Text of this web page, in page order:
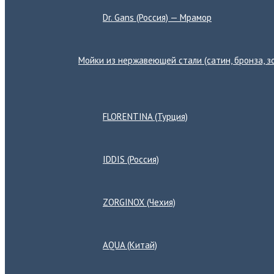
Dr. Gans (Россия) — Мрамор
Мойки из нержавеющей стали (сатин, бронза,
FLORENTINA (Турция)
IDDIS (Россия)
ZORGINOX (Чехия)
AQUA (Китай)